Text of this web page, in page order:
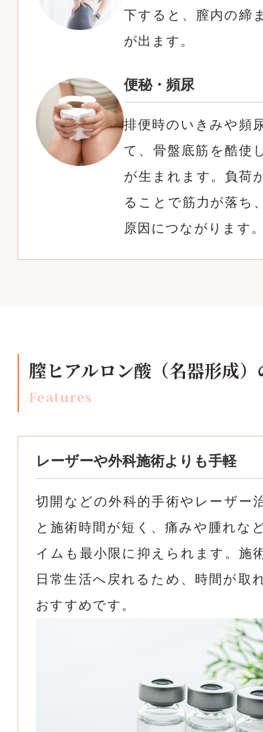
下すると、膣内の締
が出ます。
便秘・頻尿
排便時のいきみや頻
て、骨盤底筋を酷使
が生まれます。負荷
ることで筋力が落ち
原因につながります
膣ヒアルロン酸（名器形成
Features
レーザーや外科施術よりも手軽
切開などの外科的手術やレーザー
と施術時間が短く、痛みや腫れな
イムも最小限に抑えられます。施
日常生活へ戻れるため、時間が取
おすすめです。